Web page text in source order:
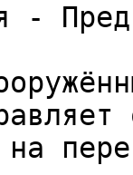
-
на